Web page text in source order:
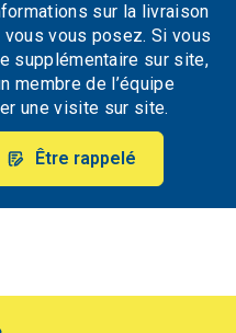
sur la livraison
vous posez. Si vous
supplémentaire sur site,
membre de l’équipe
une visite sur site.
Être rappelé